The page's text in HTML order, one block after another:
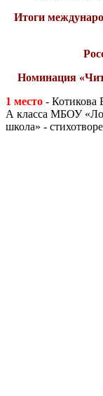
Итоги
Номинация
1 место - Котикова
А класса МБОУ
школа» -